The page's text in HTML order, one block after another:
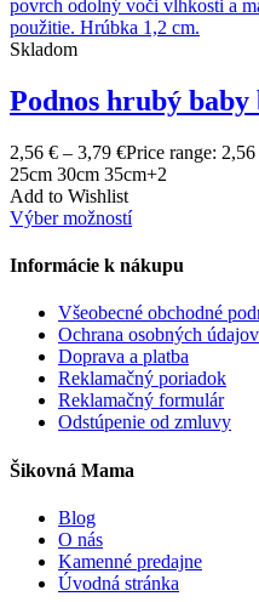
Skladom
Podnos hrubý baby
2,56 € – 3,79 €Price range:
25cm 30cm 35cm+2
Add to Wishlist
Výber možností
Informácie k nákupu
Všeobecné obchodné
Ochrana osobných údajov
Doprava a platba
Reklamačný poriadok
Reklamačný formulár
Odstúpenie od zmluvy
Šikovná Mama
Blog
O nás
Kamenné predajne
Úvodná stránka